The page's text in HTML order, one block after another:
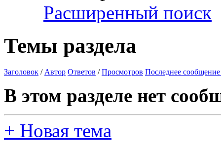
Расширенный поиск
Темы раздела
Заголовок / Автор Ответов /Просмотров Последнее сообщение
В этом разделе нет
+ Новая тема